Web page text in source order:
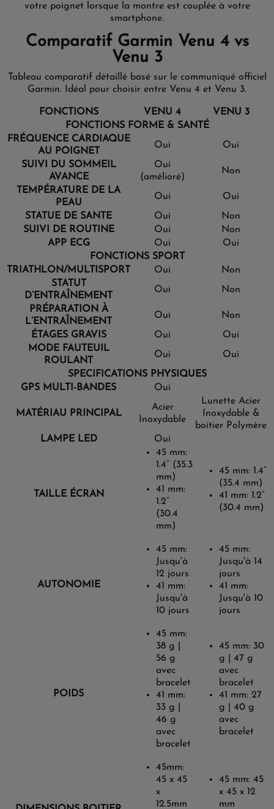
votre poignet lorsque la montre est couplée à votre
smartphone.
Comparatif Garmin Venu 4 vs
Venu 3
Tableau comparatif détaillé basé sur le communiqué officiel
Garmin. Idéal pour choisir entre Venu 4 et Venu 3.
FONCTIONS VENU 4
VENU 3
FONCTIONS FORME & SANTÉ
FRÉQUENCE CARDIAQUE
AU POIGNET
Oui
Oui
SUIVI DU SOMMEIL
AVANCE
Oui
(amélioré)
Non
TEMPÉRATURE DE LA
PEAU
Oui
Oui
STATUE DE SANTE
Oui
Non
SUIVI DE ROUTINE
Oui
Non
APP ECG
Oui
Oui
FONCTIONS SPORT
TRIATHLON/MULTISPORT
Oui
Non
STATUT
D’ENTRAÎNEMENT
Oui
Non
PRÉPARATION À
L’ENTRAÎNEMENT
Oui
Non
ÉTAGES GRAVIS
Oui
Oui
MODE FAUTEUIL
ROULANT
Oui
Oui
SPECIFICATIONS PHYSIQUES
GPS MULTI-BANDES
Oui
MATÉRIAU PRINCIPAL
Acier
Inoxydable
Lunette Acier
Inoxydable &
boitier Polymère
LAMPE LED
Oui
TAILLE ÉCRAN
45 mm:
1.4” (35.3
mm)
41 mm:
1.2”
(30.4
mm)
45 mm: 1.4”
(35.4 mm)
41 mm: 1.2”
(30.4 mm)
AUTONOMIE
45 mm:
Jusqu'à
12 jours
41 mm:
Jusqu'à
10 jours
45 mm:
Jusqu'à 14
jours
41 mm:
Jusqu'à 10
jours
POIDS
45 mm:
38 g |
56 g
avec
bracelet
41 mm:
33 g |
46 g
avec
bracelet
45 mm: 30
g | 47 g
avec
bracelet
41 mm: 27
g | 40 g
avec
bracelet
45mm:
45 x 45
x
12.5mm
45 mm: 45
x 45 x 12
mm